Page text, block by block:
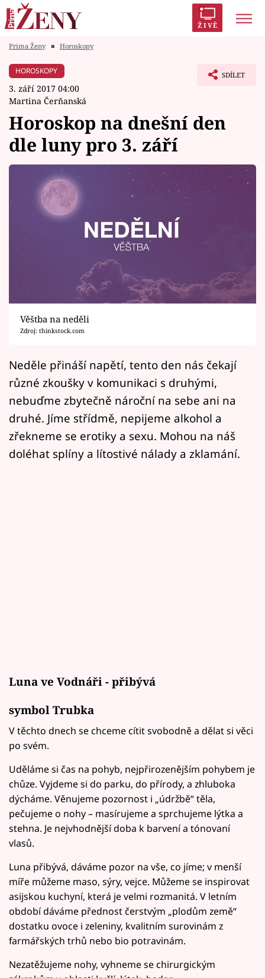
ŽIVĚ
Módní alarm
Témata
Celebrity
Vztahy
Seriály
Sledujte prima+
Filmový festival Karlovy Vary
Mámy sobě
Přihlášení
Sledujte nás
Prima Ženy ■ Horoskopy
HOROSKOPY
3. září 2017 04:00
Martina Čerňanská
SDÍLET
Horoskop na dnešní den
dle luny pro 3. září
Věštba na neděli
Zdroj: thinkstock.com
Neděle přináší napětí, tento den nás čekají
různé zkoušky v komunikaci s druhými,
nebuďme zbytečně nároční na sebe ani na
druhé. Jíme střídmě, nepijeme alkohol a
zřekneme se erotiky a sexu. Mohou na náš
doléhat splíny a lítostivé nálady a zklamání.
Luna ve Vodnáři - přibývá
symbol Trubka
V těchto dnech se chceme cítit svobodně a dělat si věci
po svém.
Uděláme si čas na pohyb, nejpřirozenějším pohybem je
chůze. Vyjdeme si do parku, do přírody, a zhluboka
dýcháme. Věnujeme pozornost i „údržbě“ těla,
pečujeme o nohy – masírujeme a sprchujeme lýtka a
stehna. Je nejvhodnější doba k barvení a tónovaní
vlasů.
Luna přibývá, dáváme pozor na vše, co jíme; v menší
míře můžeme maso, sýry, vejce. Můžeme se inspirovat
asijskou kuchyní, která je velmi rozmanitá. V letním
období dáváme přednost čerstvým „plodům země“
dostatku ovoce i zeleniny, kvalitním surovinám z
farmářských trhů nebo bio potravinám.
Nezatěžujeme nohy, vyhneme se chirurgickým